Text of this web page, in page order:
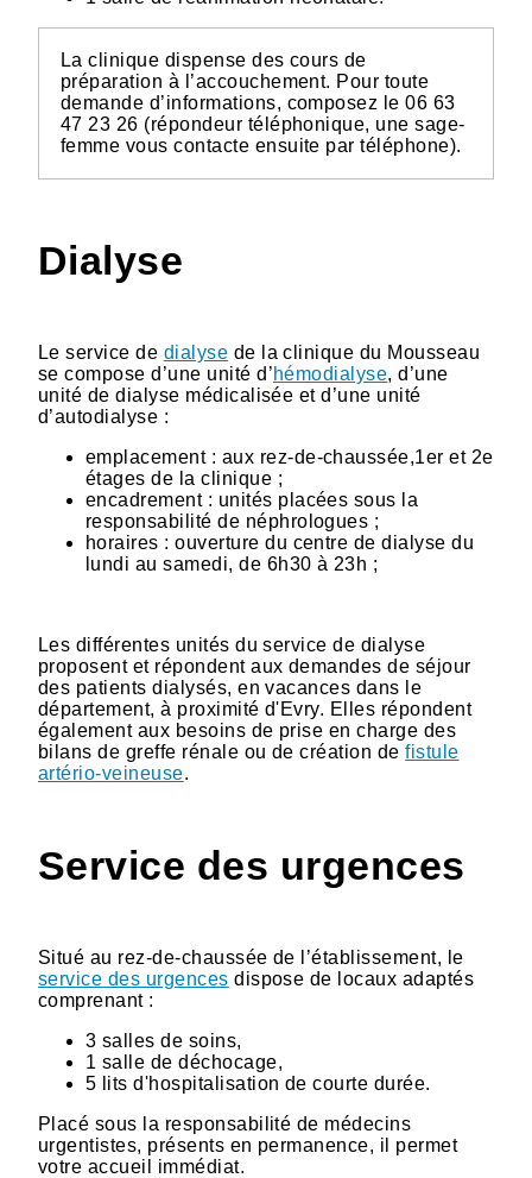
La clinique dispense des cours de
préparation à l’accouchement. Pour toute
demande d’informations, composez le 06 63
47 23 26 (répondeur téléphonique, une sage-
femme vous contacte ensuite par téléphone).
Dialyse
Le service de dialyse de la clinique du Mousseau
se compose d’une unité d’hémodialyse, d’une
unité de dialyse médicalisée et d’une unité
d’autodialyse :
emplacement : aux rez-de-chaussée,1er et 2e
étages de la clinique ;
encadrement : unités placées sous la
responsabilité de néphrologues ;
horaires : ouverture du centre de dialyse du
lundi au samedi, de 6h30 à 23h ;
Les différentes unités du service de dialyse
proposent et répondent aux demandes de séjour
des patients dialysés, en vacances dans le
département, à proximité d'Evry. Elles répondent
également aux besoins de prise en charge des
bilans de greffe rénale ou de création defistule
artério-veineuse.
Service des urgences
Situé au rez-de-chaussée de l’établissement, le
service des urgences dispose de locaux adaptés
comprenant :
3 salles de soins,
1 salle de déchocage,
5 lits d'hospitalisation de courte durée.
Placé sous la responsabilité de médecins
urgentistes, présents en permanence, il permet
votre accueil immédiat.